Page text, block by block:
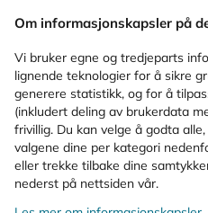
Karakter: (5)4.8 av
Om informasjonskapsler på
Vi bruker egne og tredjeparts
lignende teknologier for å sikre
generere statistikk, og for å
(inkludert deling av brukerdata
frivillig. Du kan velge å godta
valgene dine per kategori
eller trekke tilbake dine
nederst på nettsiden vår.